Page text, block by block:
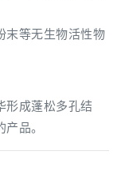
末等无生物活性物
形成蓬松多孔结
品。